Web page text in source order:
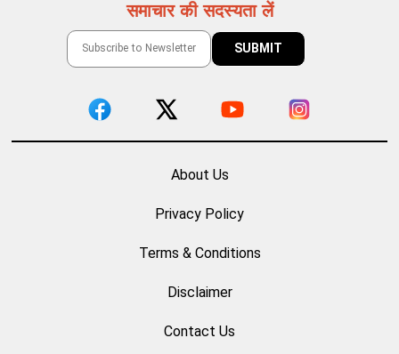
समाचार की सदस्यता लें
About Us
Privacy Policy
Terms & Conditions
Disclaimer
Contact Us